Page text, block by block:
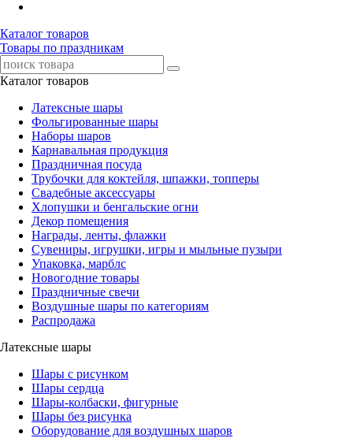
Каталог товаров
Товары по праздникам
Каталог товаров
Латексные шары
Фольгированные шары
Наборы шаров
Карнавальная продукция
Праздничная посуда
Трубочки для коктейля, шпажки, топперы
Свадебные аксессуары
Хлопушки и бенгальские огни
Декор помещения
Награды, ленты, флажки
Сувениры, игрушки, игры и мыльные пузыри
Упаковка, марблс
Новогодние товары
Праздничные свечи
Воздушные шары по категориям
Распродажа
Латексные шары
Шары с рисунком
Шары сердца
Шары-колбаски, фигурные
Шары без рисунка
Оборудование для воздушных шаров